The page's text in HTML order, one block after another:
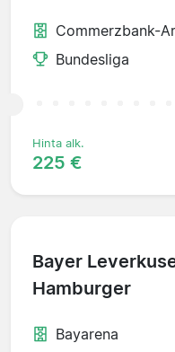
Commerzbank-
Bundesliga
Hinta alk.
225 €
Bayer
Hamburger
Bayarena